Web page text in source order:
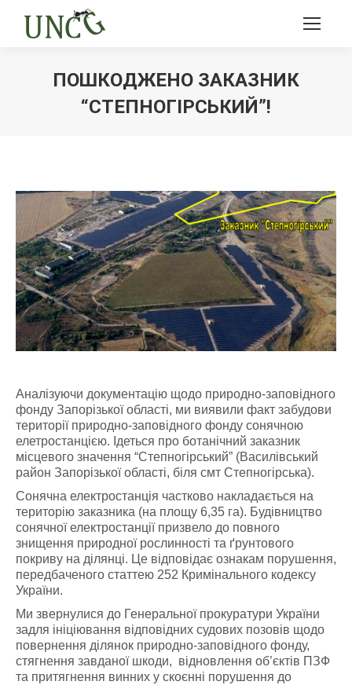
ПОШКОДЖЕНО ЗАКАЗНИК
“СТЕПНОГІРСЬКИЙ”!
Аналізуючи документацію щодо природно-заповідного
фонду Запорізької області, ми виявили факт забудови
території природно-заповідного фонду сонячною
елетростанцією. Ідеться про ботанічний заказник
місцевого значення “Степногірський” (Василівський
район Запорізької області, біля смт Степногірська).
Сонячна електростанція частково накладається на
територію заказника (на площу 6,35 га). Будівництво
сонячної електростанції призвело до повного
знищення природної рослинності та ґрунтового
покриву на ділянці. Це відповідає ознакам порушення,
передбаченого статтею 252 Кримінального кодексу
України.
Ми звернулися до Генеральної прокуратури України
задля ініціювання відповідних судових позовів щодо
повернення ділянок природно-заповідного фонду,
стягнення завданої шкоди, відновлення об’єктів ПЗФ
та притягнення винних у скоєнні порушення до